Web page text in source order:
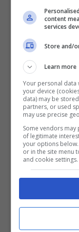
ricevere
Articoli
content
services
Store and/
Learn more
Your personal
your device
data) may be
partners, or used
may use precise
Some vendors
of legitimate
your options
or in the site menu
and cookie settings.